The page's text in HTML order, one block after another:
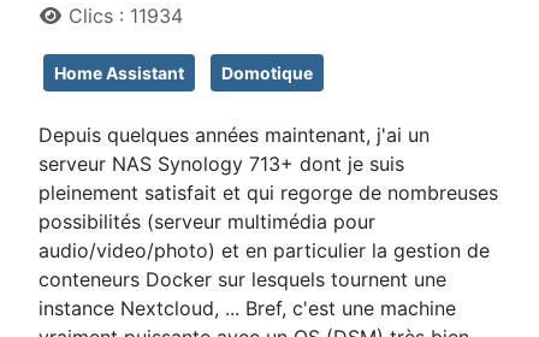
Clics : 11934
Home Assistant Domotique
Depuis quelques années maintenant, j'ai un
serveur NAS Synology 713+ dont je suis
pleinement satisfait et qui regorge de nombreuses
possibilités (serveur multimédia pour
audio/video/photo) et en particulier la gestion de
conteneurs Docker sur lesquels tournent une
instance Nextcloud, ... Bref, c'est une machine